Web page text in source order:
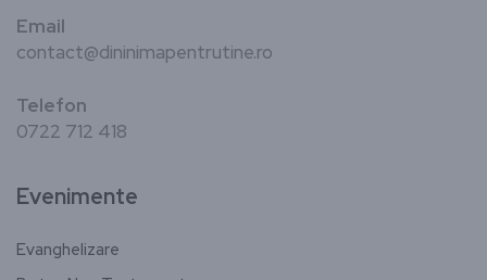
Email
contact@dininimapentrutine.ro
Telefon
0722 712 418
Evenimente
Evanghelizare